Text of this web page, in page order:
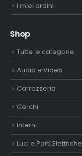
I miei ordini
Shop
Tutte le categorie
Audio e Video
Carrozzeria
Cerchi
Interni
Luci e Parti Elettriche